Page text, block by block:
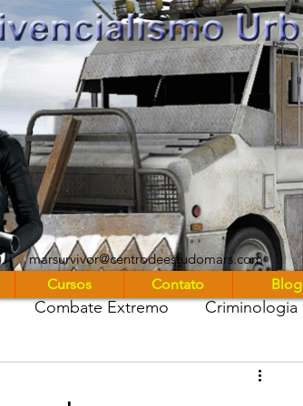
marsurvivor@centrodeestudomars.com
Combate Extremo Criminologia
Cursos Contato Blog